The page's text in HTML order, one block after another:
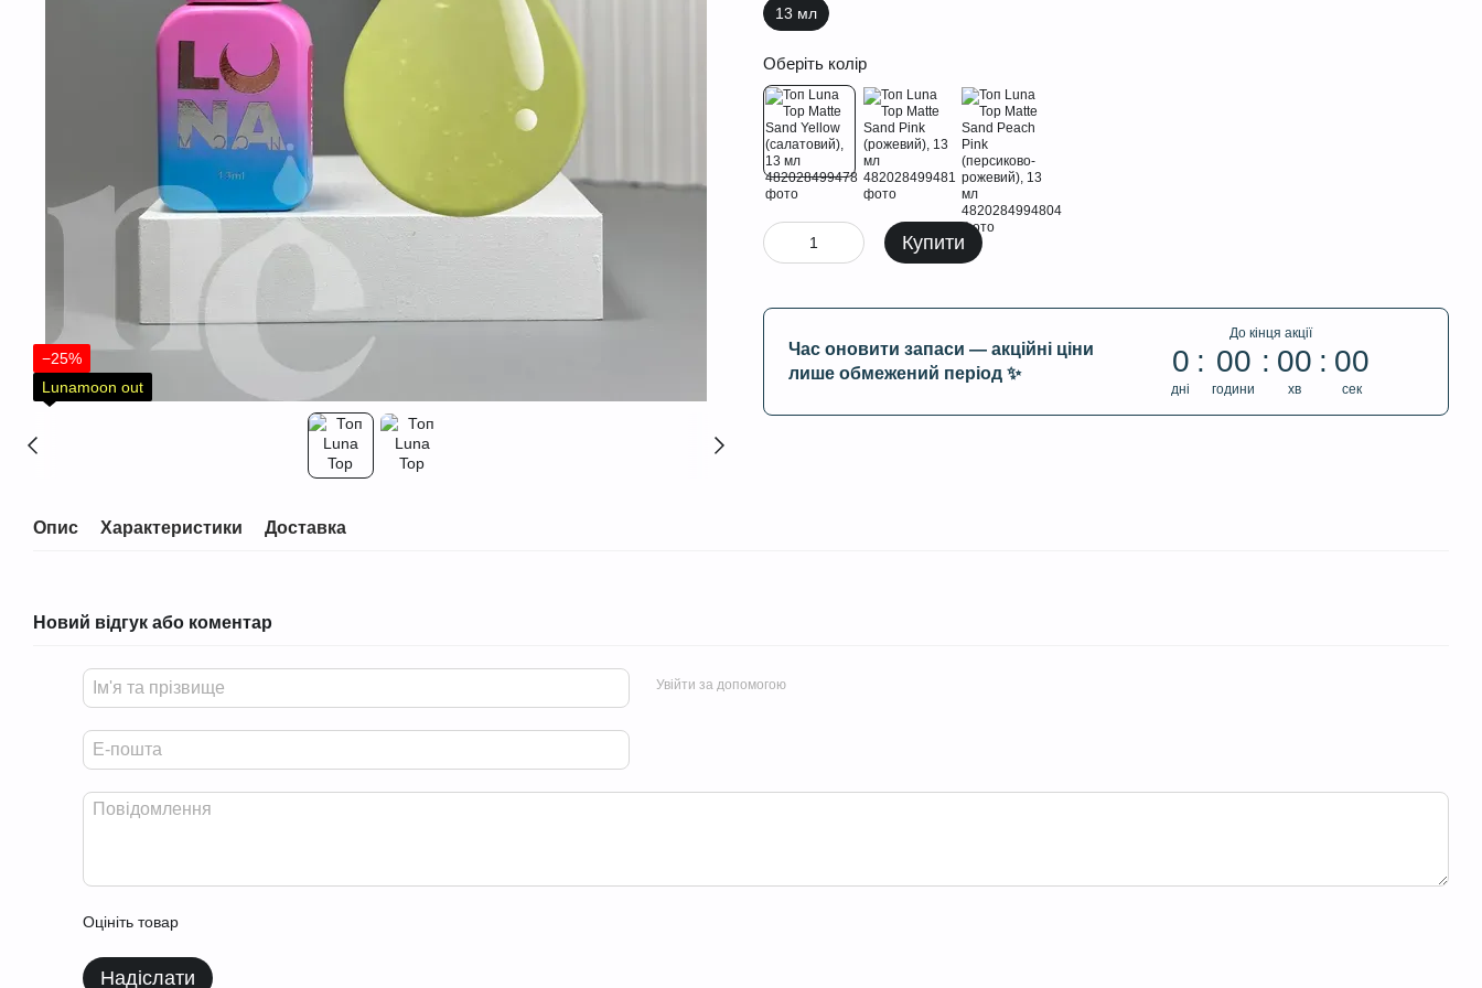
−25%
Lunamoon out
13 мл
Оберіть колір
Купити
Час оновити запаси — акційні ціни
лише обмежений період ✨
До кінця акції
0
дні
00
години
00
хв
00
сек
Опис Характеристики Доставка
Новий відгук або коментар
Увійти за допомогою
Оцініть товар
Надіслати